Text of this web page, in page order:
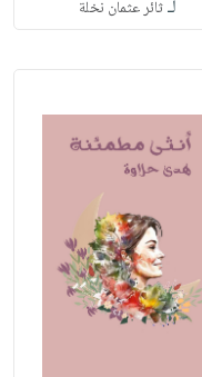
لـثائر عثمان نخلة